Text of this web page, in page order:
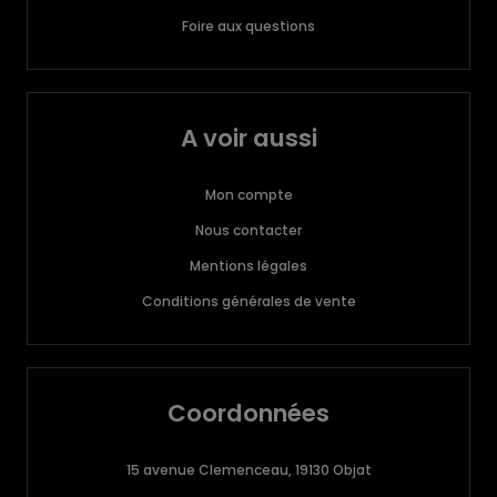
Foire aux questions
A voir aussi
Mon compte
Nous contacter
Mentions légales
Conditions générales de vente
Coordonnées
15 avenue Clemenceau, 19130 Objat